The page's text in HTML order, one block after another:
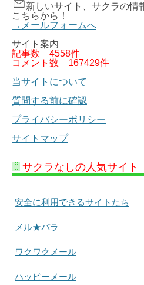
新しいサイト、サクラの情
こちらから！
→メールフォームへ
サイト案内
記事数 4558件
コメント数 167429件
当サイトについて
質問する前に確認
プライバシーポリシー
サイトマップ
サクラなしの人気サイト
安全に利用できるサイトたち
メル★パラ
ワクワクメール
ハッピーメール